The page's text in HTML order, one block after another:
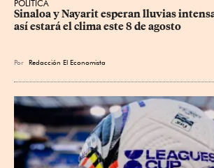
POLÍTICA
Sinaloa y Nayarit esperan lluvias
así estará el clima este 8 de agosto
Por Redacción El Economista